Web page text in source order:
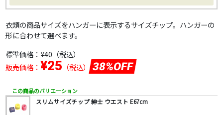
衣類の商品サイズをハンガーに表示するサイズチップ。ハンガーの
形に合わせて選べます。
標準価格： ¥40 （税込）
販売価格： ¥25 （税込） 38%OFF
この商品のバリエーション
スリムサイズチップ 紳士 ウエスト E67cm